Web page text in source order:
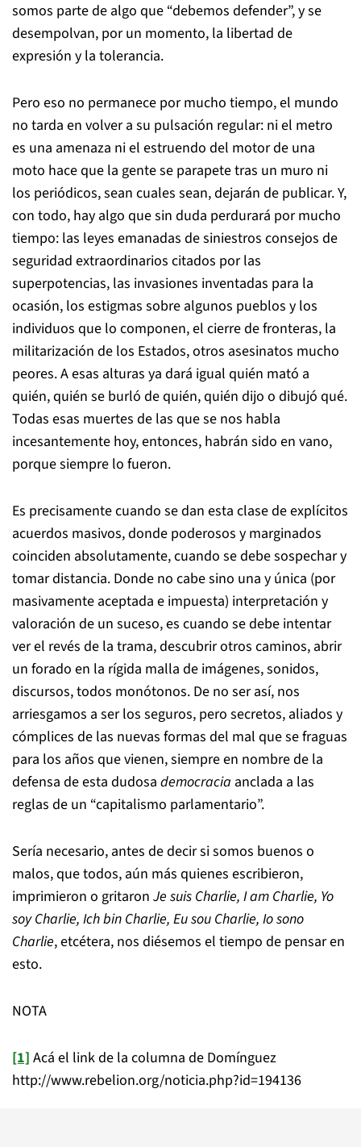
somos parte de algo que “debemos defender”, y se
desempolvan, por un momento, la libertad de
expresión y la tolerancia.
Pero eso no permanece por mucho tiempo, el mundo
no tarda en volver a su pulsación regular: ni el metro
es una amenaza ni el estruendo del motor de una
moto hace que la gente se parapete tras un muro ni
los periódicos, sean cuales sean, dejarán de publicar. Y,
con todo, hay algo que sin duda perdurará por mucho
tiempo: las leyes emanadas de siniestros consejos de
seguridad extraordinarios citados por las
superpotencias, las invasiones inventadas para la
ocasión, los estigmas sobre algunos pueblos y los
individuos que lo componen, el cierre de fronteras, la
militarización de los Estados, otros asesinatos mucho
peores. A esas alturas ya dará igual quién mató a
quién, quién se burló de quién, quién dijo o dibujó qué.
Todas esas muertes de las que se nos habla
incesantemente hoy, entonces, habrán sido en vano,
porque siempre lo fueron.
Es precisamente cuando se dan esta clase de explícitos
acuerdos masivos, donde poderosos y marginados
coinciden absolutamente, cuando se debe sospechar y
tomar distancia. Donde no cabe sino una y única (por
masivamente aceptada e impuesta) interpretación y
valoración de un suceso, es cuando se debe intentar
ver el revés de la trama, descubrir otros caminos, abrir
un forado en la rígida malla de imágenes, sonidos,
discursos, todos monótonos. De no ser así, nos
arriesgamos a ser los seguros, pero secretos, aliados y
cómplices de las nuevas formas del mal que se fraguas
para los años que vienen, siempre en nombre de la
defensa de esta dudosa democracia anclada a las
reglas de un “capitalismo parlamentario”.
Sería necesario, antes de decir si somos buenos o
malos, que todos, aún más quienes escribieron,
imprimieron o gritaron Je suis Charlie, I am Charlie, Yo
soy Charlie, Ich bin Charlie, Eu sou Charlie, Io sono
Charlie, etcétera, nos diésemos el tiempo de pensar en
esto.
NOTA
[1] Acá el link de la columna de Domínguez
http://www.rebelion.org/noticia.php?id=194136